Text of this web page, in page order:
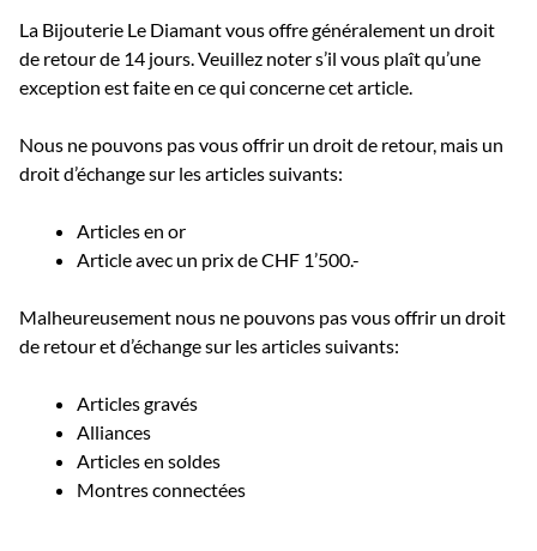
La Bijouterie Le Diamant vous offre généralement un droit
de retour de 14 jours. Veuillez noter s’il vous plaît qu’une
exception est faite en ce qui concerne cet article.
Nous ne pouvons pas vous offrir un droit de retour, mais un
droit d’échange sur les articles suivants:
Articles en or
Article avec un prix de CHF 1’500.-
Malheureusement nous ne pouvons pas vous offrir un droit
de retour et d’échange sur les articles suivants:
Articles gravés
Alliances
Articles en soldes
Montres connectées